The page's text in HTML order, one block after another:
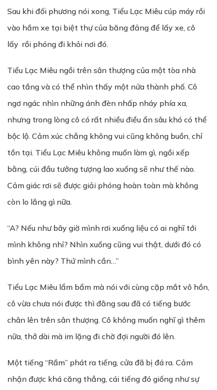
Sau khi đối phương nói xong, Tiểu Lạc Miêu cúp máy rồi
vào hầm xe tại biệt thự của băng đảng để lấy xe, cô
lấy rồi phóng đi khỏi nơi đó.
Tiểu Lạc Miêu ngồi trên sân thượng của một tòa nhà
cao tầng và có thể nhìn thấy một nửa thành phố. Cô
ngơ ngác nhìn những ánh đèn nhấp nháy phía xa,
nhưng trong lòng cô có rất nhiều điều ẩn sâu khó có thể
bộc lộ. Cảm xúc chẳng không vui cũng không buồn, chỉ
tồn tại. Tiểu Lạc Miêu không muốn làm gì, ngồi xếp
bằng, cúi đầu tưởng tượng lao xuống sẽ như thế nào.
Cảm giác rơi sẽ được giải phóng hoàn toàn mà không
còn lo lắng gì nữa.
“A? Nếu như bây giờ mình rơi xuống liệu có ai nghĩ tới
mình không nhỉ? Nhìn xuống cũng vui thật, dưới đó có
bình yên này? Thứ mình cần…”
Tiểu Lạc Miêu lẩm bẩm mà nói với cùng cặp mắt vô hồn,
cô vừa chưa nói được thì đằng sau đã có tiếng bước
chân lên trên sân thượng. Cô không muốn nghĩ gì thêm
nữa, thở dài mà im lặng đi chờ đợi người đó lên.
Một tiếng “Rầm” phát ra tiếng, cửa đã bị đá ra. Cảm
nhận được khá căng thẳng, cái tiếng đó giống như sự